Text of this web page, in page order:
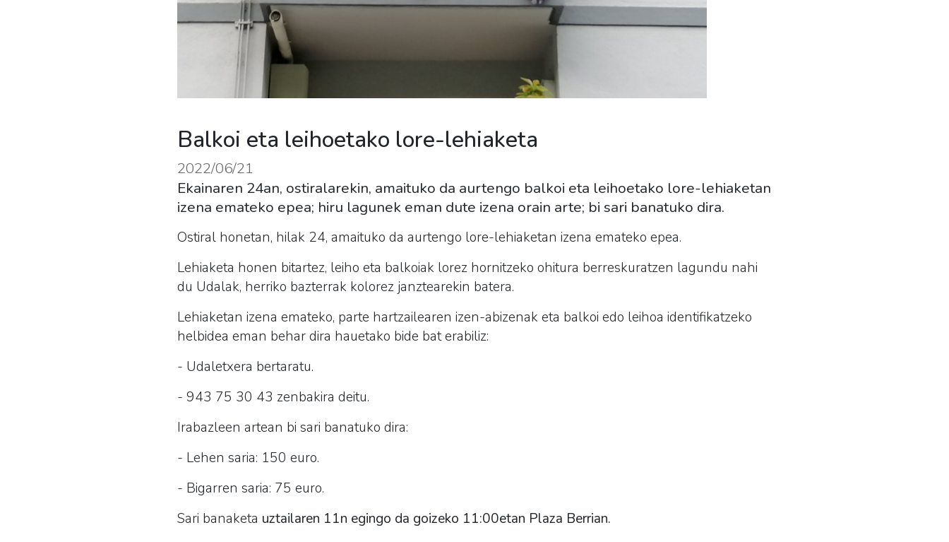
Balkoi eta leihoetako lore-lehiaketa
2022/06/21
Ekainaren 24an, ostiralarekin, amaituko da aurtengo balkoi eta leihoetako lore-lehiaketan
izena emateko epea; hiru lagunek eman dute izena orain arte; bi sari banatuko dira.
Ostiral honetan, hilak 24, amaituko da aurtengo lore-lehiaketan izena emateko epea.
Lehiaketa honen bitartez, leiho eta balkoiak lorez hornitzeko ohitura berreskuratzen lagundu nahi
du Udalak, herriko bazterrak kolorez janztearekin batera.
Lehiaketan izena emateko, parte hartzailearen izen-abizenak eta balkoi edo leihoa identifikatzeko
helbidea eman behar dira hauetako bide bat erabiliz:
- Udaletxera bertaratu.
- 943 75 30 43 zenbakira deitu.
Irabazleen artean bi sari banatuko dira:
- Lehen saria: 150 euro.
- Bigarren saria: 75 euro.
Sari banaketa uztailaren 11n egingo da goizeko 11:00etan Plaza Berrian.